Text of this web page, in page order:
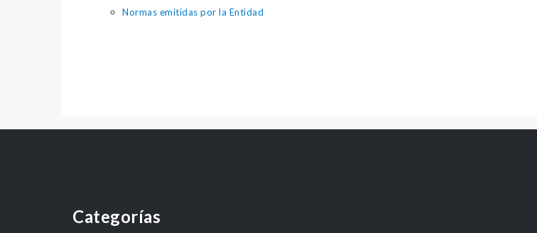
Normas emitidas por la Entidad
Categorías